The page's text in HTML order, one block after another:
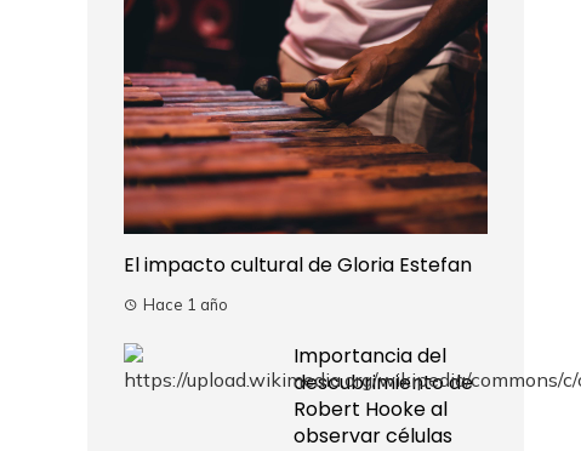
El impacto cultural de Gloria Estefan
Hace 1 año
Importancia del
descubrimiento de
Robert Hooke al
observar células